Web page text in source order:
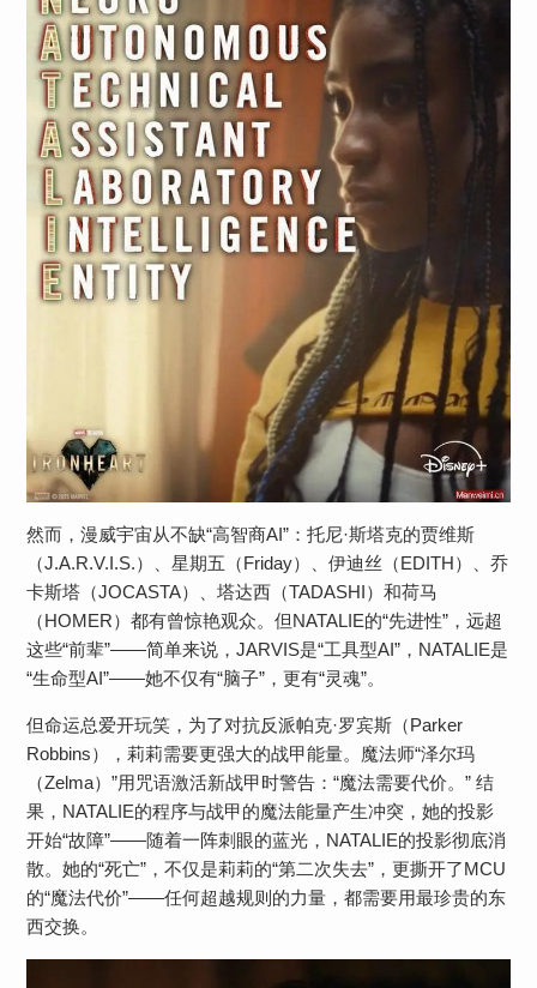
然而，漫威宇宙从不缺“高智商AI”：托尼·斯塔克的贾维斯
（J.A.R.V.I.S.）、星期五（Friday）、伊迪丝（EDITH）、乔
卡斯塔（JOCASTA）、塔达西（TADASHI）和荷马
（HOMER）都有曾惊艳观众。但NATALIE的“先进性”，远超
这些“前辈”——简单来说，JARVIS是“工具型AI”，NATALIE是
“生命型AI”——她不仅有“脑子”，更有“灵魂”。
但命运总爱开玩笑，为了对抗反派帕克·罗宾斯（Parker
Robbins），莉莉需要更强大的战甲能量。魔法师“泽尔玛
（Zelma）”用咒语激活新战甲时警告：“魔法需要代价。” 结
果，NATALIE的程序与战甲的魔法能量产生冲突，她的投影
开始“故障”——随着一阵刺眼的蓝光，NATALIE的投影彻底消
散。她的“死亡”，不仅是莉莉的“第二次失去”，更撕开了MCU
的“魔法代价”——​​任何超越规则的力量，都需要用最珍贵的东
西交换​​。